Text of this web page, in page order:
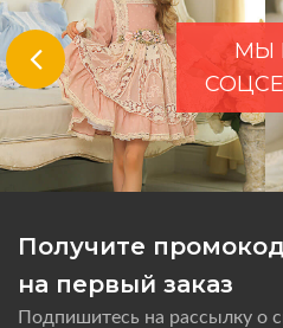
МЫ
Получите
на первый заказ
Подпишитесь на рассылку о